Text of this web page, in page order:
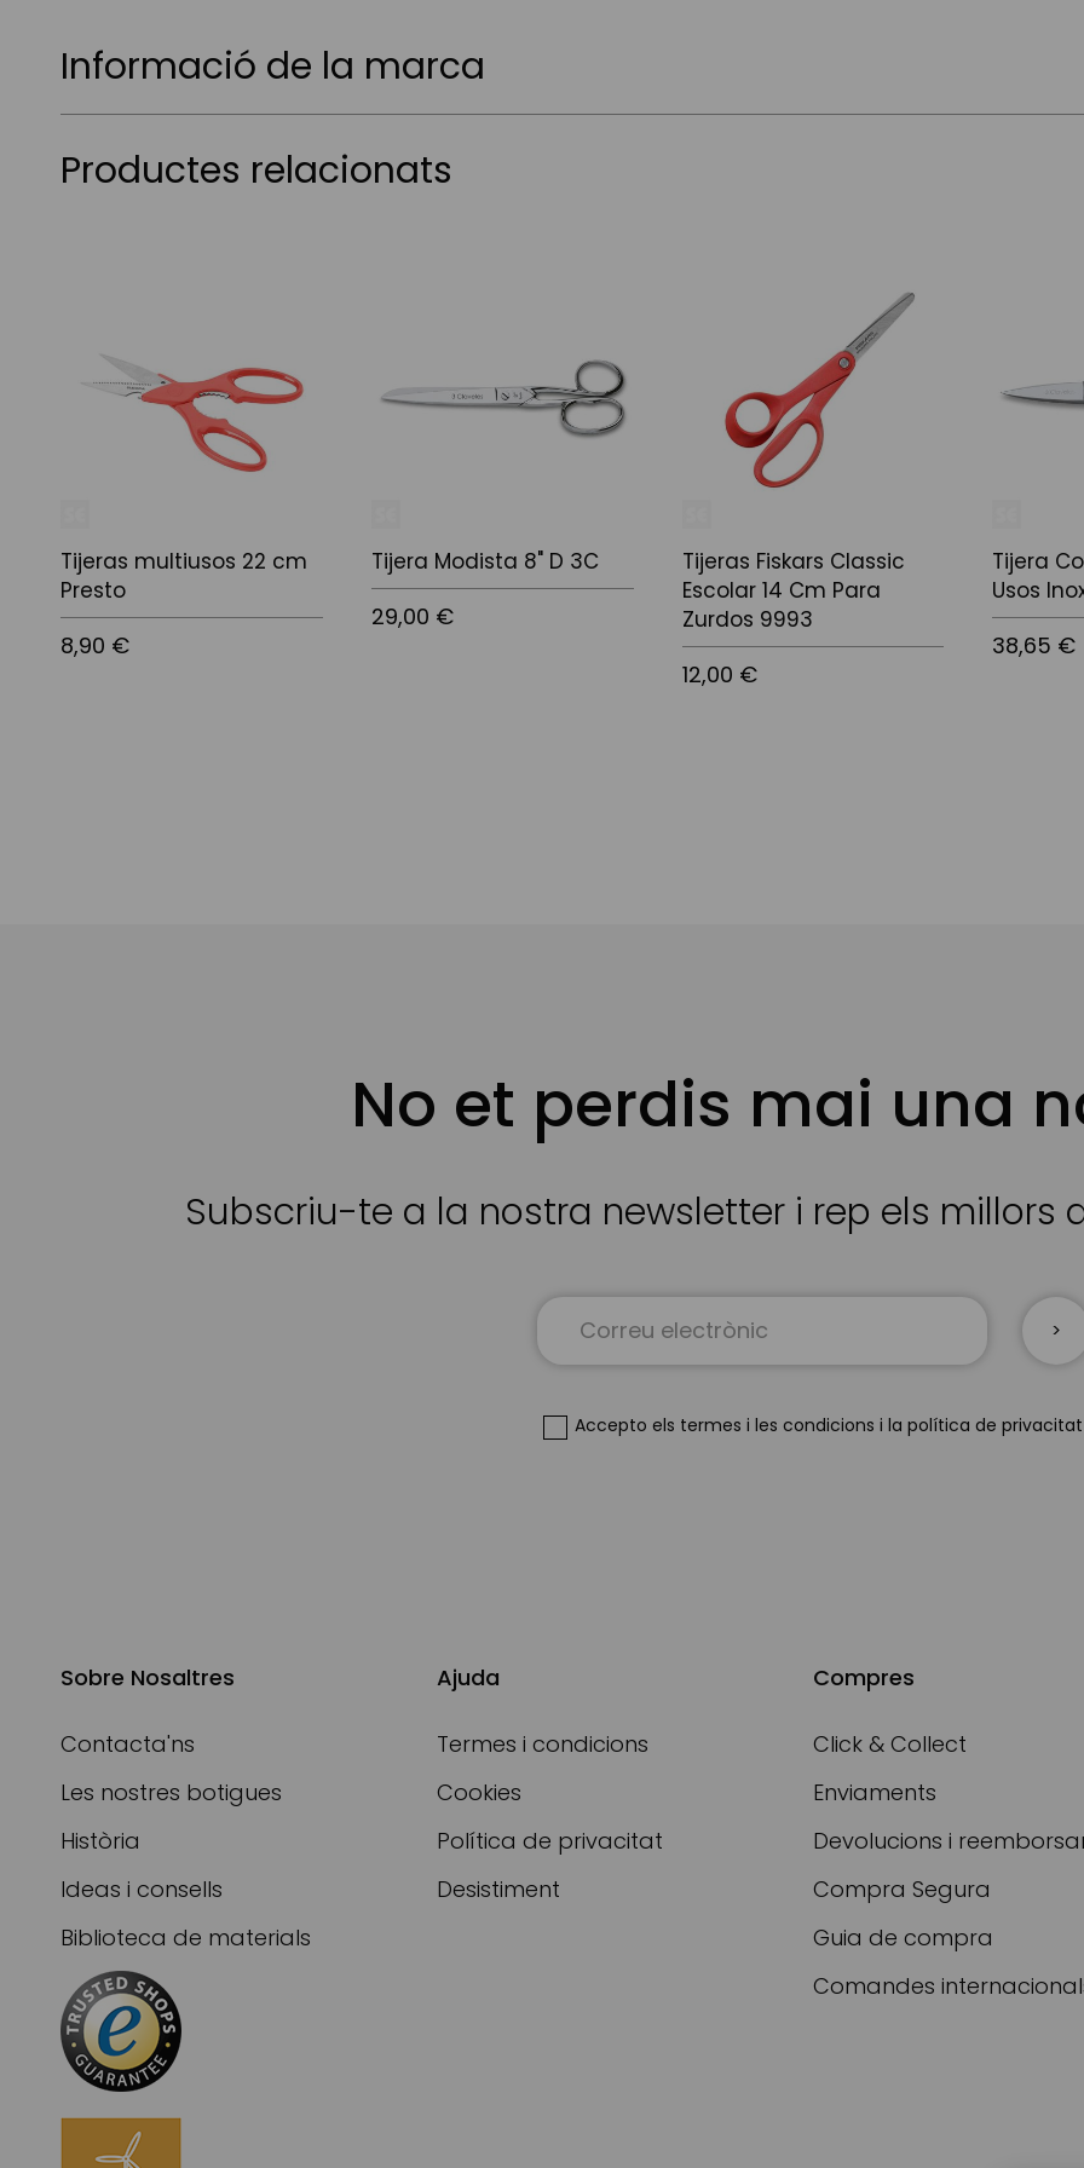
Informació de la marca
Productes relacionats
Tijeras multiusos 22 cm
Presto
8,90 €
Tijera Modista 8" D 3C
29,00 €
Tijeras Fiskars Classic
Escolar 14 Cm Para
Zurdos 9993
12,00 €
Tijera
Usos
38,65 €
No et perdis mai una
Subscriu-te a la nostra newsletter i rep els millors
Up
Accepto els termes i les condicions i la política de privacitat
Sobre Nosaltres
Contacta'ns
Les nostres botigues
Història
Ideas i consells
Biblioteca de materials
Ajuda
Termes i condicions
Cookies
Política de privacitat
Desistiment
Compres
Click & Collect
Enviaments
Devolucions i
Compra Segura
Guia de compra
Comandes